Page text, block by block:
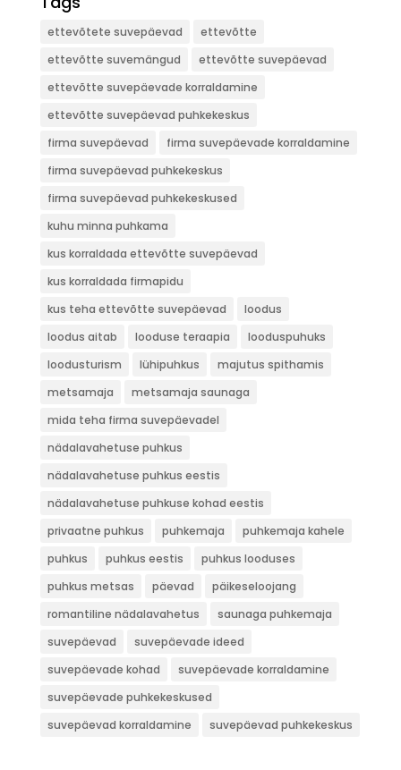
ettevõtete suvepäevad
ettevõtte
ettevõtte suvemängud
ettevõtte suvepäevad
ettevõtte suvepäevade korraldamine
ettevõtte suvepäevad puhkekeskus
firma suvepäevad
firma suvepäevade korraldamine
firma suvepäevad puhkekeskus
firma suvepäevad puhkekeskused
kuhu minna puhkama
kus korraldada ettevõtte suvepäevad
kus korraldada firmapidu
kus teha ettevõtte suvepäevad
loodus
loodus aitab
looduse teraapia
looduspuhuks
loodusturism
lühipuhkus
majutus spithamis
metsamaja
metsamaja saunaga
mida teha firma suvepäevadel
nädalavahetuse puhkus
nädalavahetuse puhkus eestis
nädalavahetuse puhkuse kohad eestis
privaatne puhkus
puhkemaja
puhkemaja kahele
puhkus
puhkus eestis
puhkus looduses
puhkus metsas
päevad
päikeseloojang
romantiline nädalavahetus
saunaga puhkemaja
suvepäevad
suvepäevade ideed
suvepäevade kohad
suvepäevade korraldamine
suvepäevade puhkekeskused
suvepäevad korraldamine
suvepäevad puhkekeskus